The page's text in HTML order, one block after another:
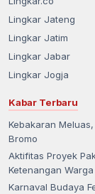
Lingkar Jateng
Lingkar Jatim
Lingkar Jabar
Lingkar Jogja
Kabar Terbaru
Kebakaran
Bromo
Aktifitas Proyek
Ketenangan
Karnaval Budaya